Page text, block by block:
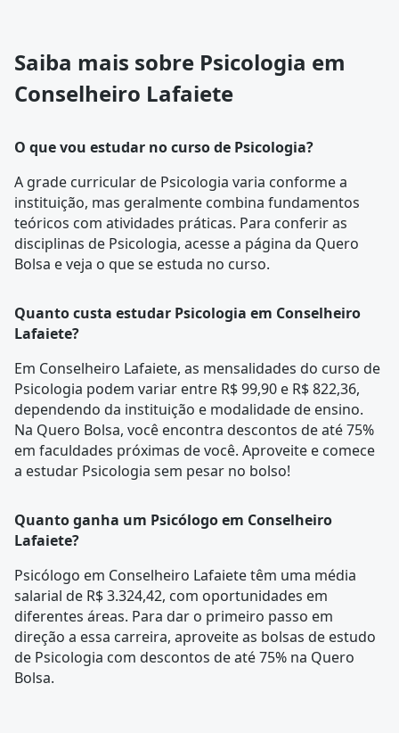
Saiba mais sobre Psicologia em
Conselheiro Lafaiete
O que vou estudar no curso de Psicologia?
A grade curricularde Psicologia varia conforme a
instituição, mas geralmente combina fundamentos
teóricos com atividades práticas. Para conferir as
disciplinas de Psicologia, acesse a página da Quero
Bolsa e veja o que se estuda no curso.
Quanto custa estudar Psicologia em Conselheiro
Lafaiete?
Em Conselheiro Lafaiete, as mensalidades do curso de
Psicologia podem variar entre R$ 99,90 e R$ 822,36,
dependendo da instituição e modalidade de ensino.
Na Quero Bolsa, você encontra descontos de até 75%
em faculdades próximas de você. Aproveite e comece
a estudar Psicologia sem pesar no bolso!
Quanto ganha um Psicólogo em Conselheiro
Lafaiete?
Psicólogo em Conselheiro Lafaiete têm uma média
salarial de R$ 3.324,42, com oportunidades em
diferentes áreas. Para dar o primeiro passo em
direção a essa carreira, aproveite as bolsas de estudo
de Psicologia com descontos de até 75% na Quero
Bolsa.